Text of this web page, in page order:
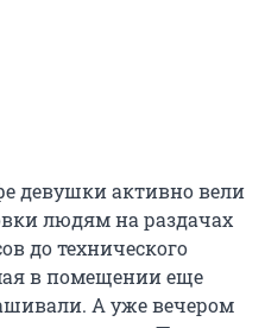
девушки активно вели
людям на раздачах
до технического
в помещении еще
А уже вечером